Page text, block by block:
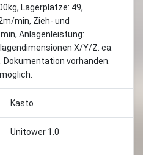
Lagerplätze: 49,
min, Zieh- und
Anlagenleistung:
X/Y/Z: ca.
vorhanden.
Kasto
Unitower 1.0